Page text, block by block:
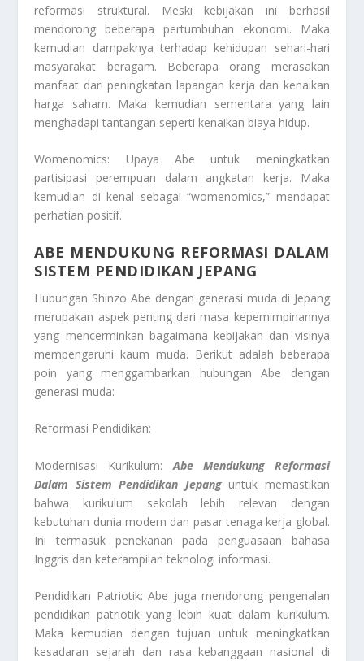
reformasi struktural. Meski kebijakan ini berhasil
mendorong beberapa pertumbuhan ekonomi. Maka
kemudian dampaknya terhadap kehidupan sehari-hari
masyarakat beragam. Beberapa orang merasakan
manfaat dari peningkatan lapangan kerja dan kenaikan
harga saham. Maka kemudian sementara yang lain
menghadapi tantangan seperti kenaikan biaya hidup.
Womenomics: Upaya Abe untuk meningkatkan
partisipasi perempuan dalam angkatan kerja. Maka
kemudian di kenal sebagai “womenomics,” mendapat
perhatian positif.
ABE MENDUKUNG REFORMASI DALAM
SISTEM PENDIDIKAN JEPANG
Hubungan Shinzo Abe dengan generasi muda di Jepang
merupakan aspek penting dari masa kepemimpinannya
yang mencerminkan bagaimana kebijakan dan visinya
mempengaruhi kaum muda. Berikut adalah beberapa
poin yang menggambarkan hubungan Abe dengan
generasi muda:
Reformasi Pendidikan:
Modernisasi Kurikulum: Abe Mendukung Reformasi
Dalam Sistem Pendidikan Jepanguntuk memastikan
bahwa kurikulum sekolah lebih relevan dengan
kebutuhan dunia modern dan pasar tenaga kerja global.
Ini termasuk penekanan pada penguasaan bahasa
Inggris dan keterampilan teknologi informasi.
Pendidikan Patriotik: Abe juga mendorong pengenalan
pendidikan patriotik yang lebih kuat dalam kurikulum.
Maka kemudian dengan tujuan untuk meningkatkan
kesadaran sejarah dan rasa kebanggaan nasional di